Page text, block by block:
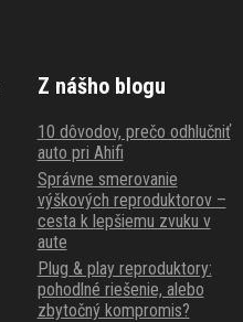
Z nášho blogu
10 dôvodov, prečo odhlučniť
auto pri Ahifi
Správne smerovanie
výškových reproduktorov –
cesta k lepšiemu zvuku v
aute
Plug & play reproduktory:
pohodlné riešenie, alebo
zbytočný kompromis?